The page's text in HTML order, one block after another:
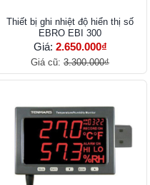
Thiết bị ghi nhiệt độ hiển thị số
EBRO EBI 300
Giá: 2.650.000₫
Giá cũ: 3.300.000₫